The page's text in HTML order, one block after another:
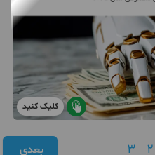
کلیک کنید
2
3 بعدی